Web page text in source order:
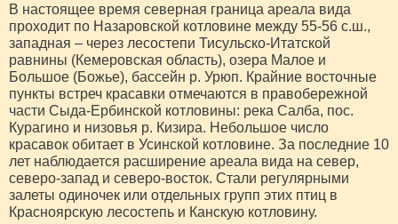
В настоящее время северная граница ареала вида
проходит по Назаровской котловине между 55-56 с.ш.,
западная – через лесостепи Тисульско-Итатской
равнины (Кемеровская область), озера Малое и
Большое (Божье), бассейн р. Урюп. Крайние восточные
пункты встреч красавки отмечаются в правобережной
части Сыда-Ербинской котловины: река Салба, пос.
Курагино и низовья р. Кизира. Небольшое число
красавок обитает в Усинской котловине. За последние 10
лет наблюдается расширение ареала вида на север,
северо-запад и северо-восток. Стали регулярными
залеты одиночек или отдельных групп этих птиц в
Красноярскую лесостепь и Канскую котловину.